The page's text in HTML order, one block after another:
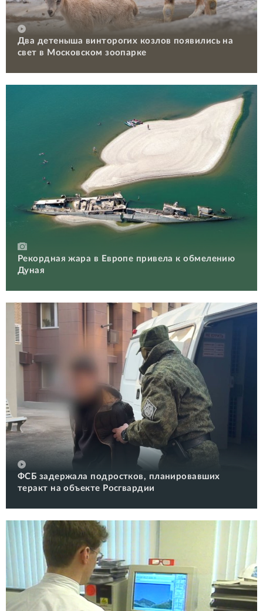
Два детеныша винторогих козлов появились на
свет в Московском зоопарке
Рекордная жара в Европе привела к обмелению
Дуная
ФСБ задержала подростков, планировавших
теракт на объекте Росгвардии